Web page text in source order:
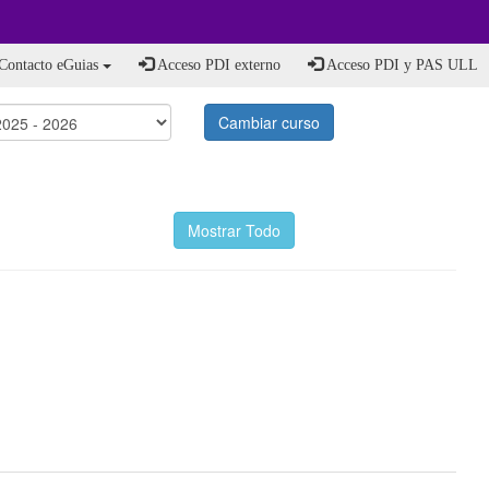
eGuias Acceso PDI externo Acceso PDI y PAS ULL
Cambiar curso
Mostrar Todo